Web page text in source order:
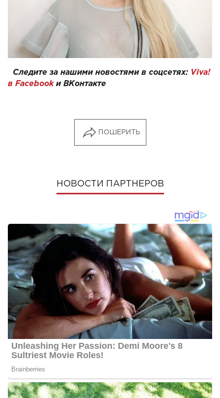
Следите за нашими новостями в соцсетях: Viva!
в Facebookи ВКонтакте
ПОШЕРИТЬ
НОВОСТИ ПАРТНЕРОВ